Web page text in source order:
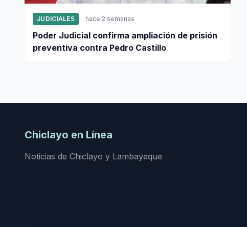
JUDICIALES hace 2 semanas
Poder Judicial confirma ampliación de prisión
preventiva contra Pedro Castillo
Chiclayo en Línea
Noticias de Chiclayo y Lambayeque